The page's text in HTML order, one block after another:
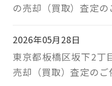
の売却（買取）査定
2026年05月28日
東京都板橋区坂下2
売却（買取）査定の